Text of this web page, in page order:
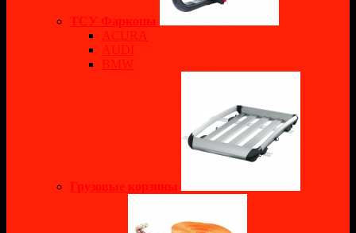
ТСУ Фаркопы
ACURA
AUDI
BMW
Грузовые корзины